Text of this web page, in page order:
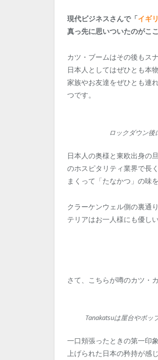
現代ビジネスさんで「イギ
真っ先に思いついたのがこ
カツ・ブームはその後もス
日本人としてはぜひとも本
家族やお友達をぜひとも連
つです。
ロックダウン
日本人の奥様と東欧出身の
のホスピタリティ業界で長
まくって「たなかつ」の味
クラーケンウェル側の裏通
テリアはお一人様にも優し
さて、こちらが噂のカツ・
Tanakatsuは屋台やポ
一口頬張ったときの第一印
上げられた日本の矜持が感